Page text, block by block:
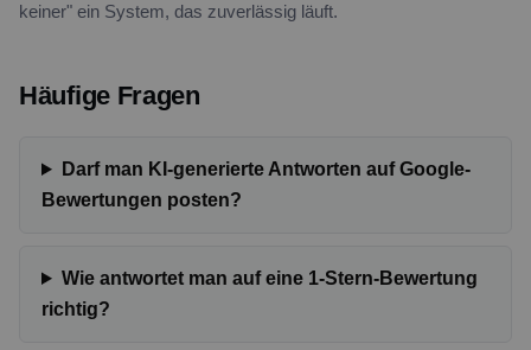
keiner" ein System, das zuverlässig läuft.
Häufige Fragen
Darf man KI-generierte Antworten auf Google-
Bewertungen posten?
Wie antwortet man auf eine 1-Stern-Bewertung
richtig?